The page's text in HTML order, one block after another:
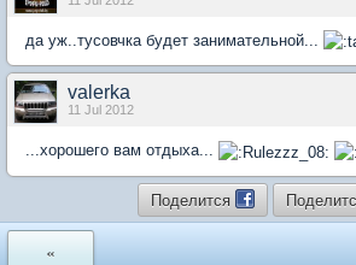
да уж..тусовчка будет занимательной...
valerka
11 Jul 2012
...хорошего вам отдыха...
Поделится
«